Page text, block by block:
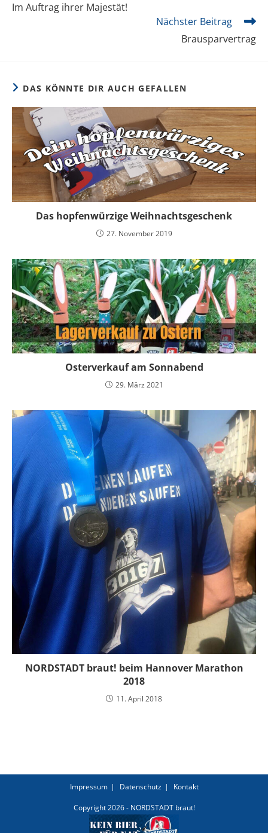
ansehen
Im Auftrag ihrer Majestät!
Nächster Beitrag
Brausparvertrag
DAS KÖNNTE DIR AUCH GEFALLEN
Das hopfenwürzige Weihnachtsgeschenk
27. November 2019
Osterverkauf am Sonnabend
29. März 2021
NORDSTADT braut! beim Hannover Marathon
2018
11. April 2018
Impressum Datenschutz Kontakt
Copyright 2026 - NORDSTADT braut!